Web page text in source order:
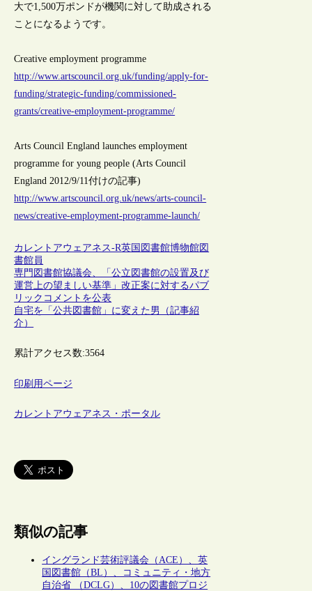
大で1,500万ポンドが機関に対して助成される
ことになるようです。
Creative employment programme
http://www.artscouncil.org.uk/funding/apply-for-
funding/strategic-funding/commissioned-
grants/creative-employment-programme/
Arts Council England launches employment
programme for young people (Arts Council
England 2012/9/11付けの記事)
http://www.artscouncil.org.uk/news/arts-council-
news/creative-employment-programme-launch/
カレントアウェアネス-R英国 図書館博物館図
書館員
専門図書館協議会、「公立図書館の設置及び
運営上の望ましい基準」改正案に対するパブ
リックコメントを公表
自宅を「公共図書館」に変えた男（記事紹
介）
累計アクセス数:3564
印刷用ページ
カレントアウェアネス・ポータル
類似の記事
イングランド芸術評議会（ACE）、英
国図書館（BL）、コミュニティ・地方
自治省 （DCLG）、10の図書館プロジ